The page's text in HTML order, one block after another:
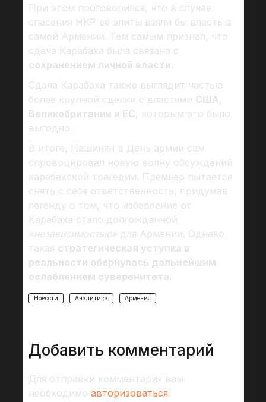
При этом проговорился, что в случае
спасения НКР её элиты взяли бы власть в
самой Армении. Тем самым признал, что
сдача Карабаха была связана с
сохранением личной власти.
Сдача Карабаха также выглядит частью
более крупной сделки с властями США,
Великобритании и ЕС, которым это было
выгодно.
В итоге, Пашинян в День армии сам
спровоцировал новую волну обсуждений
карабахской трагедии. Премьер пытается
снять с себя ответственность, придумав
легенду о том, что избавление от
Карабаха стало долгожданной
«независимостью»для Армении. Однако
такая стратегическая уступка в
реальности обернулась дальнейшим
ослаблением суверенитета.
Новости Аналитика Армения
Добавить комментарий
Для отправки комментария вам
необходимо авторизоваться.